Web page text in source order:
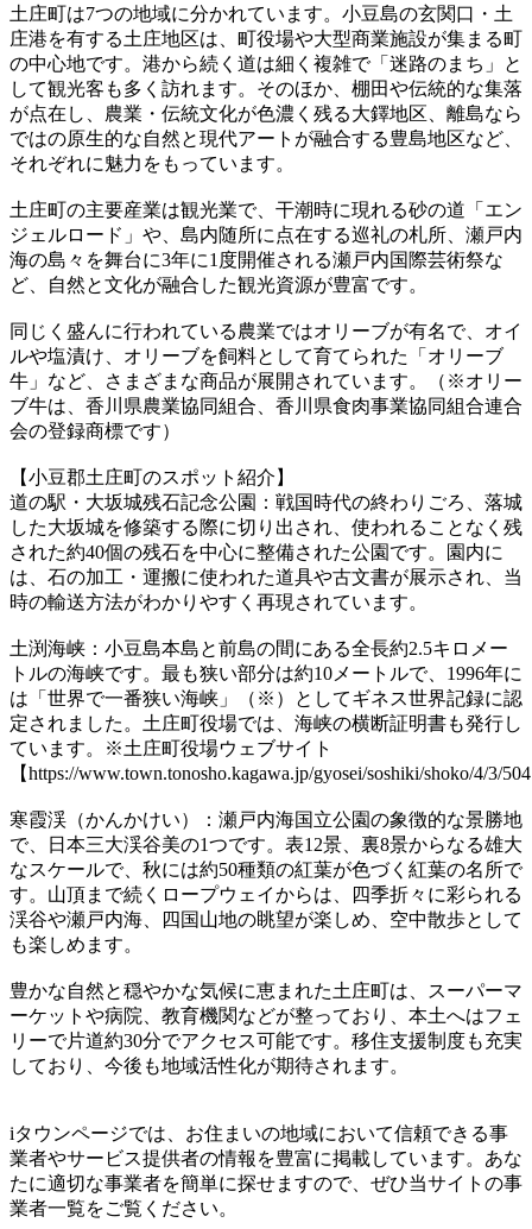
土庄町は7つの地域に分かれています。小豆島の玄関口・土
庄港を有する土庄地区は、町役場や大型商業施設が集まる町
の中心地です。港から続く道は細く複雑で「迷路のまち」と
して観光客も多く訪れます。そのほか、棚田や伝統的な集落
が点在し、農業・伝統文化が色濃く残る大鐸地区、離島なら
ではの原生的な自然と現代アートが融合する豊島地区など、
それぞれに魅力をもっています。
土庄町の主要産業は観光業で、干潮時に現れる砂の道「エン
ジェルロード」や、島内随所に点在する巡礼の札所、瀬戸内
海の島々を舞台に3年に1度開催される瀬戸内国際芸術祭な
ど、自然と文化が融合した観光資源が豊富です。
同じく盛んに行われている農業ではオリーブが有名で、オイ
ルや塩漬け、オリーブを飼料として育てられた「オリーブ
牛」など、さまざまな商品が展開されています。（※オリー
ブ牛は、香川県農業協同組合、香川県食肉事業協同組合連合
会の登録商標です）
【小豆郡土庄町のスポット紹介】
道の駅・大坂城残石記念公園：戦国時代の終わりごろ、落城
した大坂城を修築する際に切り出され、使われることなく残
された約40個の残石を中心に整備された公園です。園内に
は、石の加工・運搬に使われた道具や古文書が展示され、当
時の輸送方法がわかりやすく再現されています。
土渕海峡：小豆島本島と前島の間にある全長約2.5キロメー
トルの海峡です。最も狭い部分は約10メートルで、1996年に
は「世界で一番狭い海峡」（※）としてギネス世界記録に認
定されました。土庄町役場では、海峡の横断証明書も発行し
ています。※土庄町役場ウェブサイト
【https://www.town.tonosho.kagawa.jp/gyosei/soshiki/shoko/4/3/
寒霞渓（かんかけい）：瀬戸内海国立公園の象徴的な景勝地
で、日本三大渓谷美の1つです。表12景、裏8景からなる雄大
なスケールで、秋には約50種類の紅葉が色づく紅葉の名所で
す。山頂まで続くロープウェイからは、四季折々に彩られる
渓谷や瀬戸内海、四国山地の眺望が楽しめ、空中散歩として
も楽しめます。
豊かな自然と穏やかな気候に恵まれた土庄町は、スーパーマ
ーケットや病院、教育機関などが整っており、本土へはフェ
リーで片道約30分でアクセス可能です。移住支援制度も充実
しており、今後も地域活性化が期待されます。
iタウンページでは、お住まいの地域において信頼できる事
業者やサービス提供者の情報を豊富に掲載しています。あな
たに適切な事業者を簡単に探せますので、ぜひ当サイトの事
業者一覧をご覧ください。